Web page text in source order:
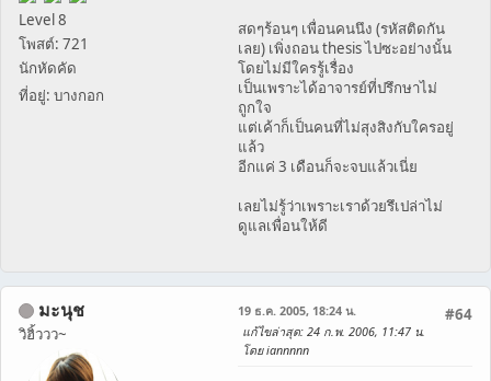
Level 8
โพสต์: 721
นักหัดคัด
ที่อยู่: บางกอก
สดๆร้อนๆ เพื่อนคนนึง (รหัสติดกัน
เลย) เพิ่งถอน thesis ไปซะอย่างนั้น
โดยไม่มีใครรู้เรื่อง
เป็นเพราะได้อาจารย์ที่ปรึกษาไม่
ถูกใจ
แต่เค้าก็เป็นคนที่ไม่สุงสิงกับใครอยู่
แล้ว
อีกแค่ 3 เดือนก็จะจบแล้วเนี่ย
เลยไม่รู้ว่าเพราะเราด้วยรึเปล่าไม่
ดูแลเพื่อนให้ดี
มะนุช
วิฮิ้ววว~
#64
19 ธ.ค. 2005, 18:24 น.
แก้ไขล่าสุด: 24 ก.พ. 2006, 11:47 น.
โดย iannnnn